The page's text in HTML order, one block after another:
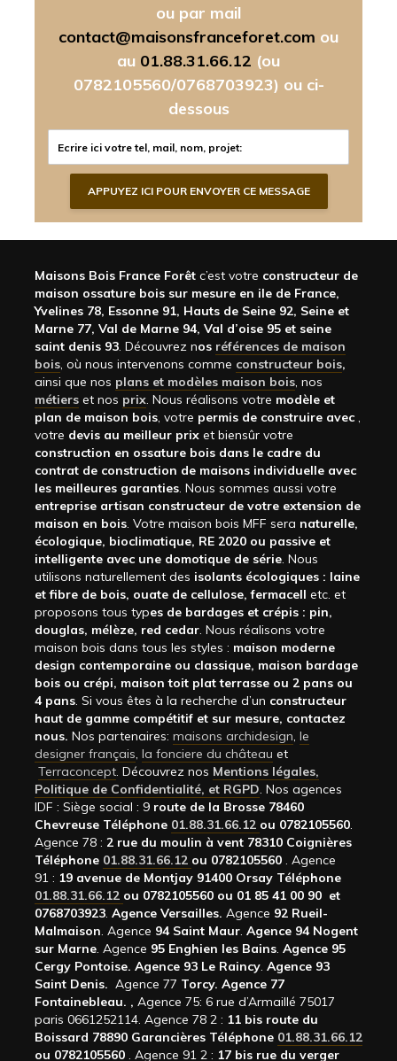
ou par mail
contact@maisonsfranceforet.com ou
au 01.88.31.66.12 (ou
0782105560/0768703923) ou ci-
dessous
Maisons Bois France Forêt c’est votre constructeur de
maison ossature bois sur mesure en ile de France,
Yvelines 78, Essonne 91, Hauts de Seine 92, Seine et
Marne 77, Val de Marne 94, Val d’oise 95 et seine
saint denis 93. Découvrez nos références de maison
bois, où nous intervenons comme constructeur bois,
ainsi que nos plans et modèles maison bois, nos
métiers et nos prix. Nous réalisons votre modèle et
plan de maison bois, votre permis de construire avec ,
votre devis au meilleur prix et biensûr votre
construction en ossature bois dans le cadre du
contrat de construction de maisons individuelle avec
les meilleures garanties. Nous sommes aussi votre
entreprise artisan constructeur de votre extension de
maison en bois. Votre maison bois MFF sera naturelle,
écologique, bioclimatique, RE 2020 ou passive et
intelligente avec une domotique de série. Nous
utilisons naturellement des isolants écologiques : laine
et fibre de bois, ouate de cellulose, fermacell etc. et
proposons tous types de bardages et crépis : pin,
douglas, mélèze, red cedar. Nous réalisons votre
maison bois dans tous les styles : maison moderne
design contemporaine ou classique, maison bardage
bois ou crépi, maison toit plat terrasse ou 2 pans ou
4 pans. Si vous êtes à la recherche d’un constructeur
haut de gamme compétitif et sur mesure, contactez
nous. Nos partenaires: maisons archidesign, le
designer français, la fonciere du château et
Terraconcept. Découvrez nos Mentions légales,
Politique de Confidentialité, et RGPD. Nos agences
IDF : Siège social : 9 route de la Brosse 78460
Chevreuse Téléphone 01.88.31.66.12 ou 0782105560.
Agence 78 : 2 rue du moulin à vent 78310 Coignières
Téléphone 01.88.31.66.12 ou 0782105560 . Agence
91 : 19 avenue de Montjay 91400 Orsay Téléphone
01.88.31.66.12 ou 0782105560 ou 01 85 41 00 90 et
0768703923. Agence Versailles. Agence 92 Rueil-
Malmaison. Agence 94 Saint Maur. Agence 94 Nogent
sur Marne. Agence 95 Enghien les Bains. Agence 95
Cergy Pontoise. Agence 93 Le Raincy. Agence 93
Saint Denis. Agence 77 Torcy. Agence 77
Fontainebleau. , Agence 75: 6 rue d’Armaillé 75017
paris 0661252114. Agence 78 2 : 11 bis route du
Boissard 78890 Garancières Téléphone 01.88.31.66.12
ou 0782105560 . Agence 91 2 : 17 bis rue du verger